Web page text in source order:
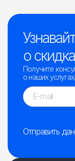
о
Получите
о наших
Отправить